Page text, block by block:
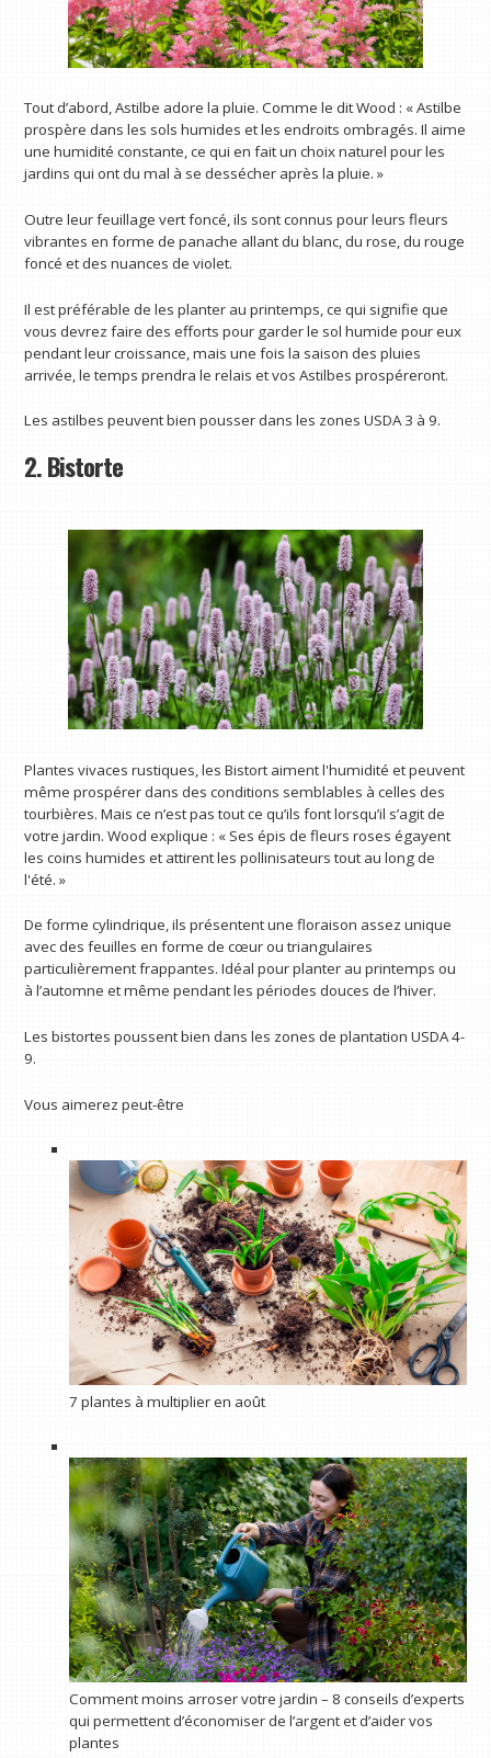
Tout d’abord, Astilbe adore la pluie. Comme le dit Wood : « Astilbe
prospère dans les sols humides et les endroits ombragés. Il aime
une humidité constante, ce qui en fait un choix naturel pour les
jardins qui ont du mal à se dessécher après la pluie. »
Outre leur feuillage vert foncé, ils sont connus pour leurs fleurs
vibrantes en forme de panache allant du blanc, du rose, du rouge
foncé et des nuances de violet.
Il est préférable de les planter au printemps, ce qui signifie que
vous devrez faire des efforts pour garder le sol humide pour eux
pendant leur croissance, mais une fois la saison des pluies
arrivée, le temps prendra le relais et vos Astilbes prospéreront.
Les astilbes peuvent bien pousser dans les zones USDA 3 à 9.
2. Bistorte
Plantes vivaces rustiques, les Bistort aiment l'humidité et peuvent
même prospérer dans des conditions semblables à celles des
tourbières. Mais ce n’est pas tout ce qu’ils font lorsqu’il s’agit de
votre jardin. Wood explique : « Ses épis de fleurs roses égayent
les coins humides et attirent les pollinisateurs tout au long de
l'été. »
De forme cylindrique, ils présentent une floraison assez unique
avec des feuilles en forme de cœur ou triangulaires
particulièrement frappantes. Idéal pour planter au printemps ou
à l’automne et même pendant les périodes douces de l’hiver.
Les bistortes poussent bien dans les zones de plantation USDA 4-
9.
Vous aimerez peut-être
7 plantes à multiplier en août
Comment moins arroser votre jardin – 8 conseils d’experts
qui permettent d’économiser de l’argent et d’aider vos
plantes